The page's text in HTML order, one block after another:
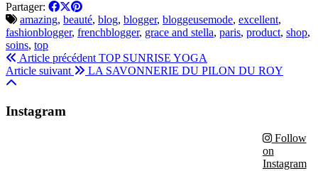
Partager:
amazing, beauté, blog, blogger, bloggeusemode, excellent,
fashionblogger, frenchblogger, grace and stella, paris, product, shop,
soins, top
Article précédent TOP SUNRISE YOGA
Article suivant
LA SAVONNERIE DU PILON DU ROY
Instagram
Follow
on
Instagram